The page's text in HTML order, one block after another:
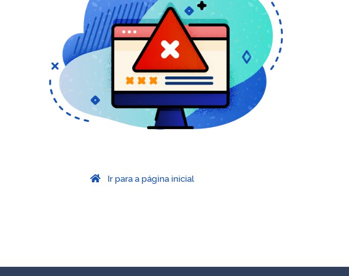
Ir para a página inicial